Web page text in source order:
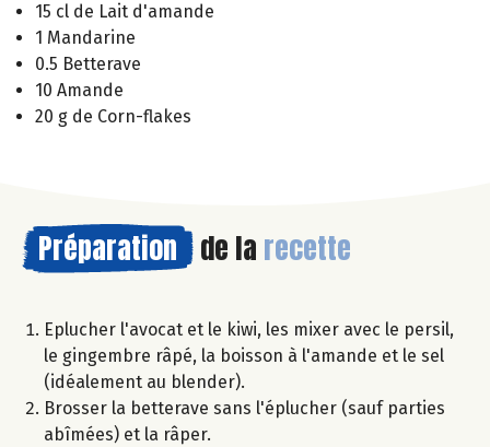
15 cl de Lait d'amande
1 Mandarine
0.5 Betterave
10 Amande
20 g de Corn-flakes
Préparation de la recette
Eplucher l'avocat et le kiwi, les mixer avec le persil,
le gingembre râpé, la boisson à l'amande et le sel
(idéalement au blender).
Brosser la betterave sans l'éplucher (sauf parties
abîmées) et la râper.